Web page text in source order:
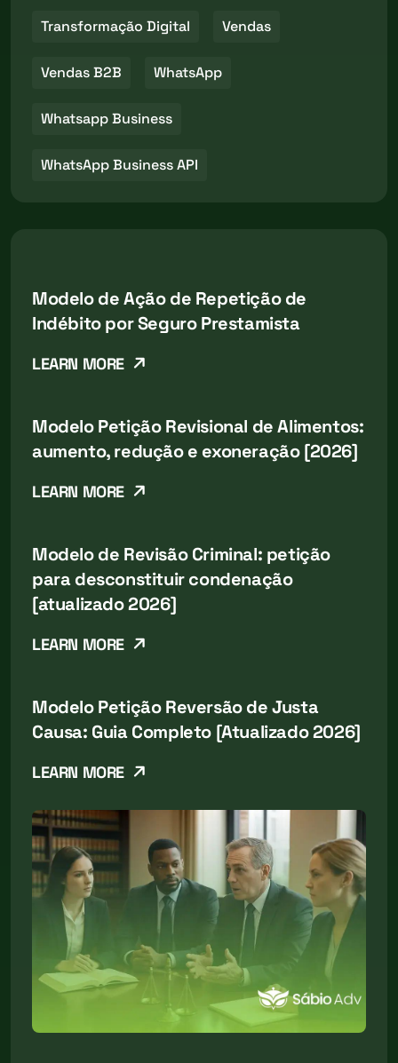
Transformação Digital Vendas
Vendas B2B WhatsApp
Whatsapp Business
WhatsApp Business API
Modelo de Ação de Repetição de
Indébito por Seguro Prestamista
LEARN MORE
Modelo Petição Revisional de Alimentos:
aumento, redução e exoneração [2026]
LEARN MORE
Modelo de Revisão Criminal: petição
para desconstituir condenação
[atualizado 2026]
LEARN MORE
Modelo Petição Reversão de Justa
Causa: Guia Completo [Atualizado 2026]
LEARN MORE